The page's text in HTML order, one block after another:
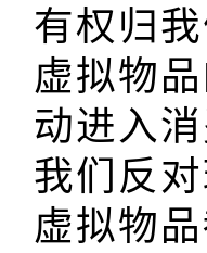
有权归
虚拟物
动进入
我们反
虚拟物